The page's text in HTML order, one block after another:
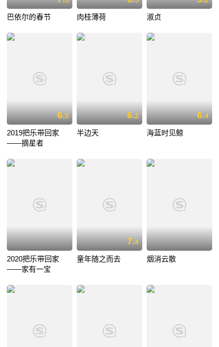
巴依尔的春节 肉桂薄荷 淑贞
6.5
2019把乐带回家
——摘星者
6.2
半边天
6.4
海蓝时见鲸
2020把乐带回家
——家有一宝
7.4
童年随之而去 烟消云散